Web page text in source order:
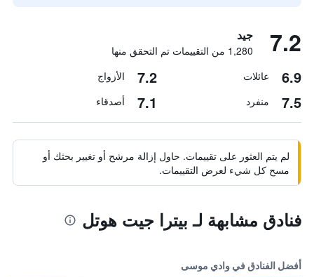
7.2 جيد
1,280 من التقييمات تم التحقق منها
6.9 عائلات 7.2 الأزواج
7.5 منفرد 7.1 أصدقاء
لم يتم العثور على تقييمات. حاول إزالة مرشح أو تغيير بحثك أو
مسح كل شيء لعرض التقييمات.
فنادق مشابهة لـ بيترا جيت هوتل
أفضل الفنادق في وادي موسى